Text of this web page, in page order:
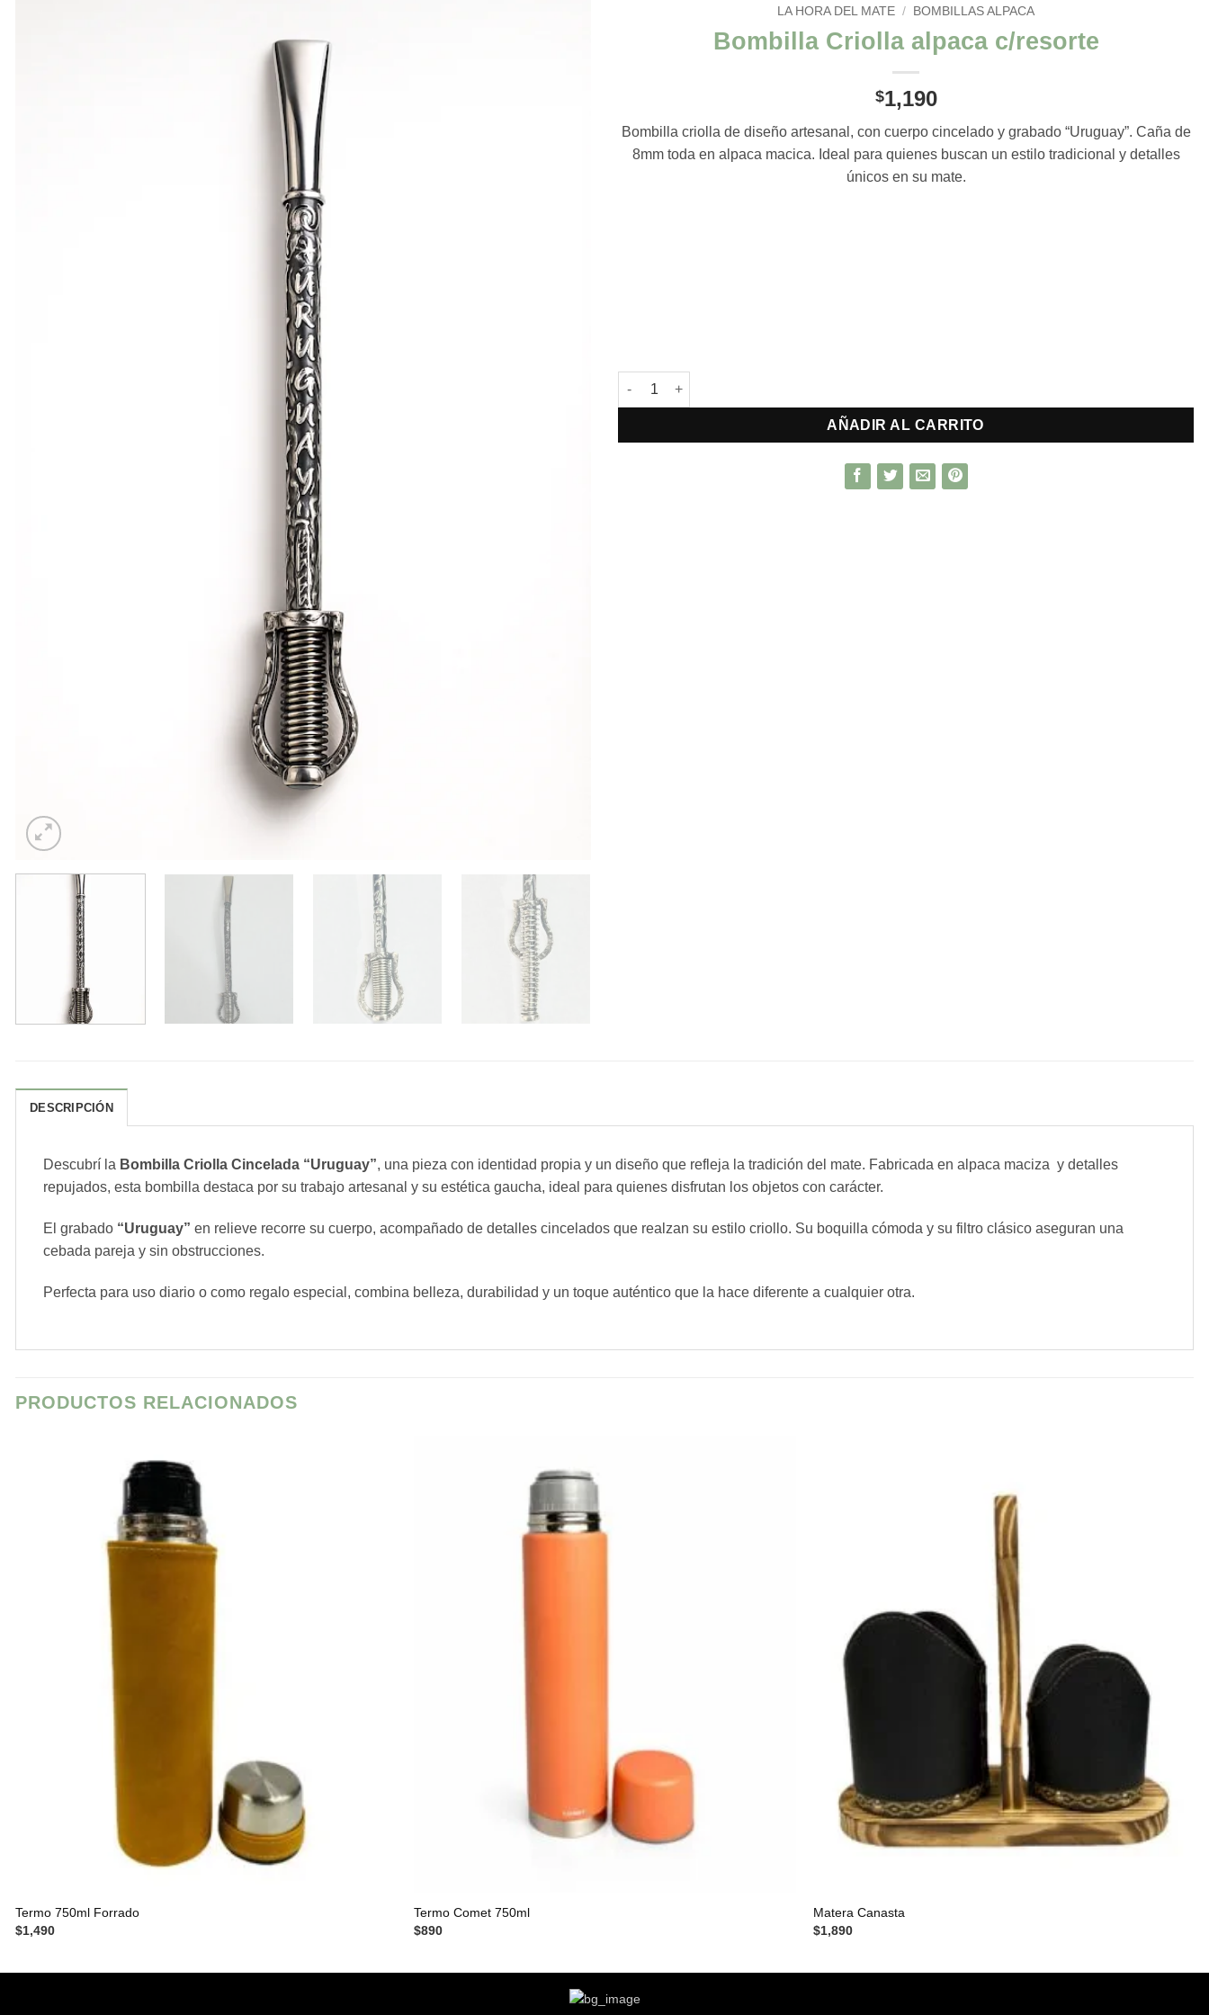
LA HORA DEL MATE / BOMBILLAS ALPACA
Bombilla Criolla alpaca c/resorte
$1,190
Bombilla criolla de diseño artesanal, con cuerpo cincelado y grabado “Uruguay”. Caña de
8mm toda en alpaca macica. Ideal para quienes buscan un estilo tradicional y detalles
únicos en su mate.
Bombilla Criolla alpaca c/resorte cantidad
AÑADIR AL CARRITO
DESCRIPCIÓN
Descubrí la Bombilla Criolla Cincelada “Uruguay”, una pieza con identidad propia y un diseño que refleja la tradición del mate. Fabricada en alpaca maciza y detalles
repujados, esta bombilla destaca por su trabajo artesanal y su estética gaucha, ideal para quienes disfrutan los objetos con carácter.
El grabado “Uruguay” en relieve recorre su cuerpo, acompañado de detalles cincelados que realzan su estilo criollo. Su boquilla cómoda y su filtro clásico aseguran una
cebada pareja y sin obstrucciones.
Perfecta para uso diario o como regalo especial, combina belleza, durabilidad y un toque auténtico que la hace diferente a cualquier otra.
PRODUCTOS RELACIONADOS
Termo 750ml Forrado
$1,490
Termo Comet 750ml
$890
Matera Canasta
$1,890